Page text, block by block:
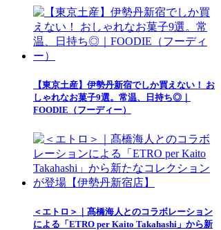
【東京土産】伊勢丹新宿でしか買えない！ お
しゃれなお菓子9選。常温、日持ち◎｜
FOODIE（フーディー）
＜エトロ＞｜髙橋海人とのコラボレーション
による「ETRO per Kaito Takahashi」から新